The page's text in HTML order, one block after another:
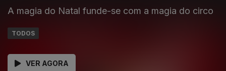
A magia do Natal funde-se com a magia do circo
TODOS
VER AGORA